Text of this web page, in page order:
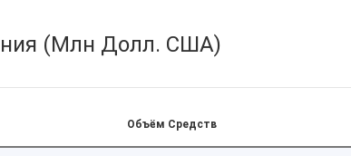
(Млн Долл. США)
Объём Средств